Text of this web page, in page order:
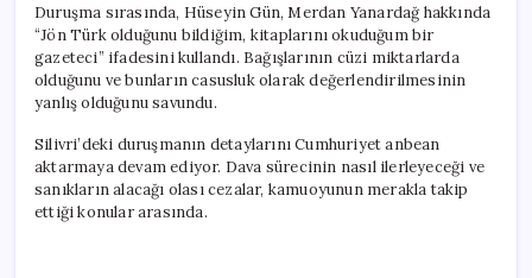
Duruşma sırasında, Hüseyin Gün, Merdan Yanardağ hakkında
“Jön Türk olduğunu bildiğim, kitaplarını okuduğum bir
gazeteci” ifadesini kullandı. Bağışlarının cüzi miktarlarda
olduğunu ve bunların casusluk olarak değerlendirilmesinin
yanlış olduğunu savundu.
Silivri’deki duruşmanın detaylarını Cumhuriyet anbean
aktarmaya devam ediyor. Dava sürecinin nasıl ilerleyeceği ve
sanıkların alacağı olası cezalar, kamuoyunun merakla takip
ettiği konular arasında.